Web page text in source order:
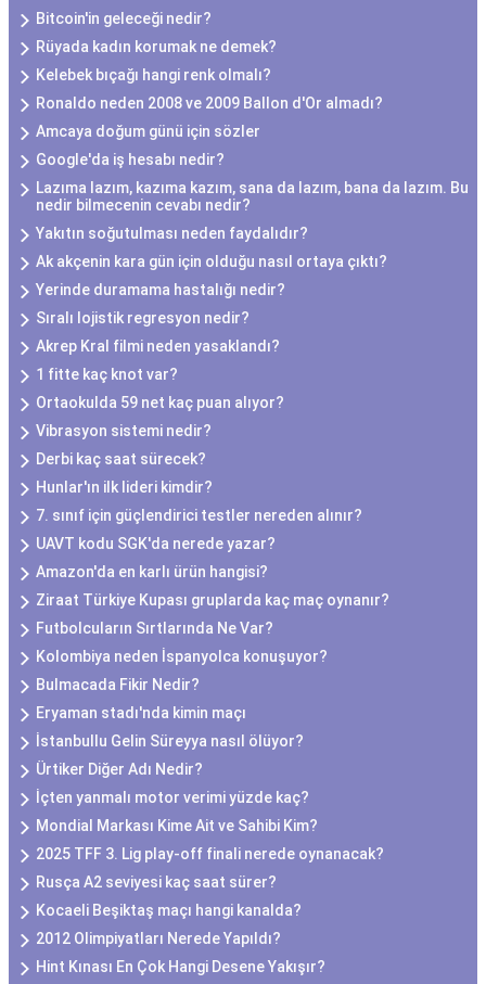
Bitcoin'in geleceği nedir?
Rüyada kadın korumak ne demek?
Kelebek bıçağı hangi renk olmalı?
Ronaldo neden 2008 ve 2009 Ballon d'Or almadı?
Amcaya doğum günü için sözler
Google'da iş hesabı nedir?
Lazıma lazım, kazıma kazım, sana da lazım, bana da lazım. Bu
nedir bilmecenin cevabı nedir?
Yakıtın soğutulması neden faydalıdır?
Ak akçenin kara gün için olduğu nasıl ortaya çıktı?
Yerinde duramama hastalığı nedir?
Sıralı lojistik regresyon nedir?
Akrep Kral filmi neden yasaklandı?
1 fitte kaç knot var?
Ortaokulda 59 net kaç puan alıyor?
Vibrasyon sistemi nedir?
Derbi kaç saat sürecek?
Hunlar'ın ilk lideri kimdir?
7. sınıf için güçlendirici testler nereden alınır?
UAVT kodu SGK'da nerede yazar?
Amazon'da en karlı ürün hangisi?
Ziraat Türkiye Kupası gruplarda kaç maç oynanır?
Futbolcuların Sırtlarında Ne Var?
Kolombiya neden İspanyolca konuşuyor?
Bulmacada Fikir Nedir?
Eryaman stadı'nda kimin maçı
İstanbullu Gelin Süreyya nasıl ölüyor?
Ürtiker Diğer Adı Nedir?
İçten yanmalı motor verimi yüzde kaç?
Mondial Markası Kime Ait ve Sahibi Kim?
2025 TFF 3. Lig play-off finali nerede oynanacak?
Rusça A2 seviyesi kaç saat sürer?
Kocaeli Beşiktaş maçı hangi kanalda?
2012 Olimpiyatları Nerede Yapıldı?
Hint Kınası En Çok Hangi Desene Yakışır?